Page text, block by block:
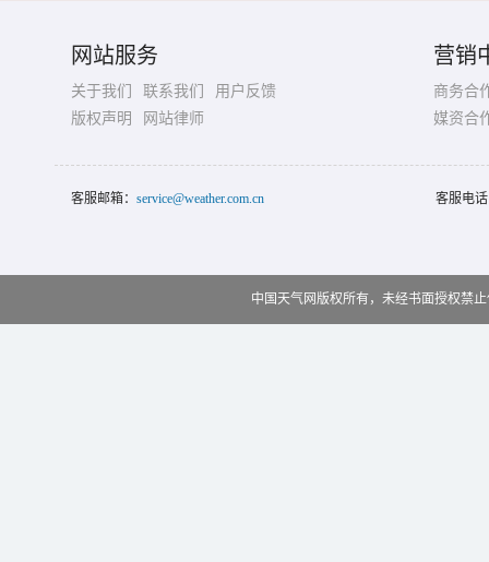
网站服务
关于我们 联系我们
用户反馈
版权声明
网站律师
营销
商务合
媒资合
客服邮箱： service@weather.com.cn 客服电
中国天气网版权所有，未经书面授权